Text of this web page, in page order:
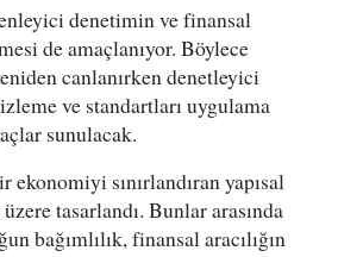
denetimin ve finansal
de amaçlanıyor. Böylece
canlanırken denetleyici
ve standartları uygulama
sunulacak.
ekonomiyi sınırlandıran yapısal
tasarlandı. Bunlar arasında
bağımlılık, finansal aracılığın